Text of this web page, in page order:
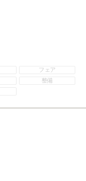
フェア
整備